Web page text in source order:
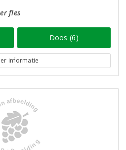
fles
Doos (6)
informatie